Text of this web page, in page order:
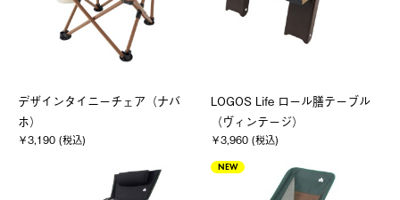
デザインタイニーチェア（ナバ
ホ）
￥3,190 (税込)
LOGOS Life ロール膳テーブル
（ヴィンテージ）
￥3,960 (税込)
NEW